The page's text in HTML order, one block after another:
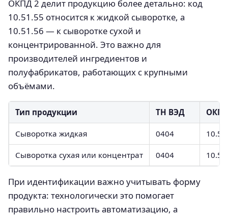
ОКПД 2 делит продукцию более детально: код
10.51.55 относится к жидкой сыворотке, а
10.51.56 — к сыворотке сухой и
концентрированной. Это важно для
производителей ингредиентов и
полуфабрикатов, работающих с крупными
объёмами.
Тип продукции ТН ВЭД
Сыворотка жидкая 0404
Сыворотка сухая или концентрат 0404
При идентификации важно учитывать форму
продукта: технологически это помогает
правильно настроить автоматизацию, а